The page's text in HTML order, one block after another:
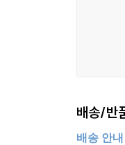
배송/반
배송 안내